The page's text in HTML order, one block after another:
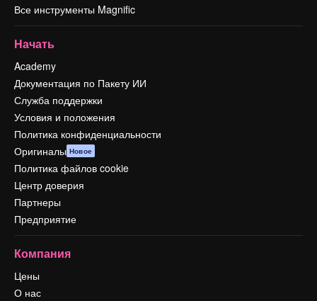
Все инструменты Magnific
Начать
Academy
Документация по Пакету ИИ
Служба поддержки
Условия и положения
Политика конфиденциальности
Оригиналы Новое
Политика файлов cookie
Центр доверия
Партнеры
Предприятие
Компания
Цены
О нас